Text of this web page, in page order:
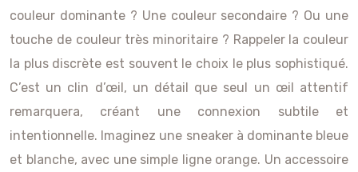
couleur dominante ? Une couleur secondaire ? Ou une
touche de couleur très minoritaire ? Rappeler la couleur
la plus discrète est souvent le choix le plus sophistiqué.
C’est un clin d’œil, un détail que seul un œil attentif
remarquera, créant une connexion subtile et
intentionnelle. Imaginez une sneaker à dominante bleue
et blanche, avec une simple ligne orange. Un accessoire